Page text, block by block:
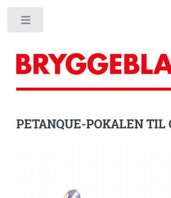
PETANQUE-POKALEN TIL